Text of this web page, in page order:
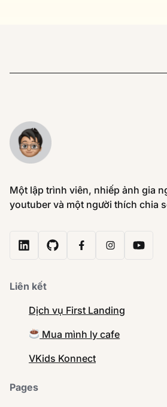
Một lập trình viên, nhiếp ảnh gia
youtuber và một người thích chia
Liên kết
Dịch vụ First Landing
Mua mình ly cafe
VKids Konnect
Pages